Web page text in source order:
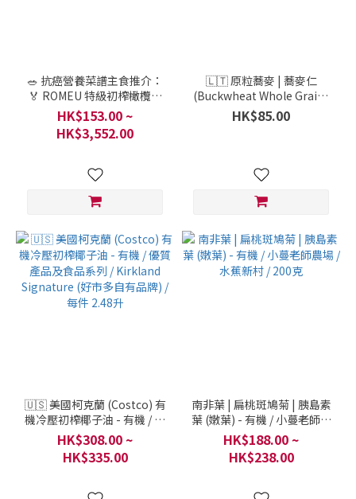
🥗 抗癌營養菜譜主食推介：
🏅 ROMEU 特級初榨橄欖油
(EVOO) - 有機 / 葡萄牙 / 每樽
/ 癌病康復食譜及材料包
HK$153.00 ~
HK$3,552.00
🇱🇹 原粒蕎麥 | 蕎麥仁
(Buckwheat Whole Grains
w AmbeRye) - 無麩質 / A LA
CARTE / 立陶宛 / 每 1包 900
HK$85.00
🇺🇸 美國柯克蘭 (Costco) 有
機冷壓初榨椰子油 - 有機 / 優
質產品及食品系列 / Kirkland
Signature (好市多自有品牌)
/ 每件 2.48升
HK$308.00 ~
HK$335.00
南非葉 | 扁桃斑鳩菊 | 胰島素
葉 (嫩葉) - 有機 / 小蔓老師農
場 / 水蕉新村 / 200克
HK$188.00 ~
HK$238.00